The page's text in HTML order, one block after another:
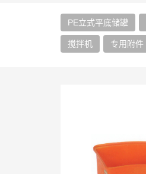
PE立式平底储罐
搅拌机 专用附件